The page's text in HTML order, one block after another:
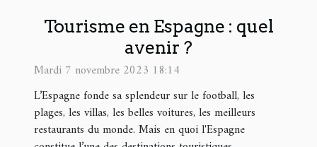
Tourisme en Espagne : quel
avenir ?
Mardi 7 novembre 2023 18:14
L’Espagne fonde sa splendeur sur le football, les
plages, les villas, les belles voitures, les meilleurs
restaurants du monde. Mais en quoi l'Espagne